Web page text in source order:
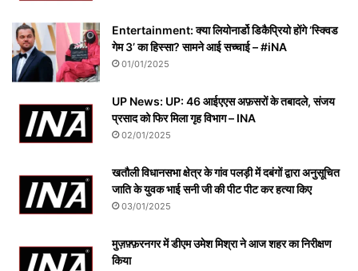
Entertainment: क्या लियोनार्डो डिकैप्रियो होंगे ‘स्क्विड
गेम 3’ का हिस्सा? सामने आई सच्चाई – #iNA
01/01/2025
UP News: UP: 46 आईएएस अफ़सरों के तबादले, संजय
प्रसाद को फिर मिला गृह विभाग – INA
02/01/2025
खतौली विधानसभा क्षेत्र के गांव पलड़ी में दबंगों द्वारा अनुसूचित
जाति के युवक भाई सनी जी की पीट पीट कर हत्या किए
03/01/2025
मुज़फ़्फ़रनगर में डीएम उमेश मिश्रा ने आज शहर का निरीक्षण
किया